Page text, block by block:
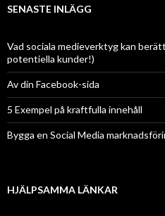
SENASTE INLÄGG
Vad sociala medieverktyg kan
potentiella kunder!)
Av din Facebook-sida
5 Exempel på kraftfulla innehåll
Bygga en Social Media
HJÄLPSAMMA LÄNKAR